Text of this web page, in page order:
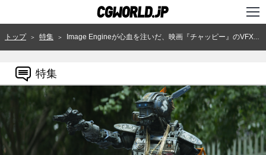
TOP
ニュース
連載
トップ ＞ 特集 ＞ Image Engineが心血を注いだ、映画『チャッピー』のVFX。 Vol.1：マーク・ウェンデル（CGスーパーバイザー）
特集